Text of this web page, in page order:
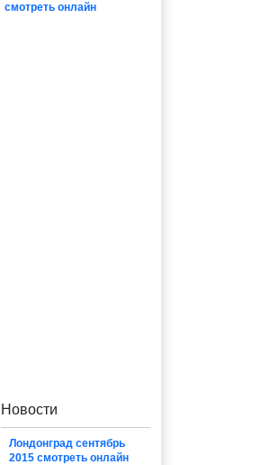
смотреть онлайн
Новости
Лондонград сентябрь
2015 смотреть онлайн